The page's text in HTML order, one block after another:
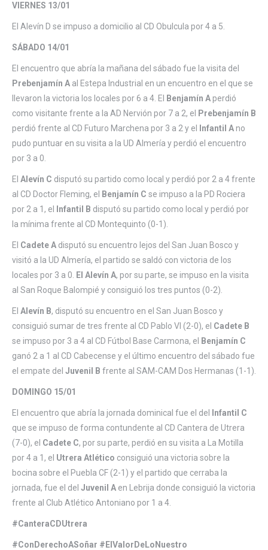
VIERNES 13/01
El Alevín D se impuso a domicilio al CD Obulcula por 4 a 5.
SÁBADO 14/01
El encuentro que abría la mañana del sábado fue la visita del
Prebenjamín A al Estepa Industrial en un encuentro en el que se
llevaron la victoria los locales por 6 a 4. El
Benjamín Aperdió
como visitante frente a la AD Nervión por 7 a 2, el
Prebenjamín B
perdió frente al CD Futuro Marchena por 3 a 2 y el
Infantil Ano
pudo puntuar en su visita a la UD Almería y perdió el encuentro
por 3 a 0.
El Alevín C disputó su partido como local y perdió por 2 a 4 frente
al CD Doctor Fleming, el
Benjamín C se impuso a la PD Rociera
por 2 a 1, el
Infantil B disputó su partido como local y perdió por
la mínima frente al CD Montequinto (0-1).
El Cadete A disputó su encuentro lejos del San Juan Bosco y
visitó a la UD Almería, el partido se saldó con victoria de los
locales por 3 a 0.
El Alevín A, por su parte, se impuso en la visita
al San Roque Balompié y consiguió los tres puntos (0-2).
El Alevín B, disputó su encuentro en el San Juan Bosco y
consiguió sumar de tres frente al CD Pablo VI (2-0), el Cadete B
se impuso por 3 a 4 al CD Fútbol Base Carmona, el
Benjamín C
ganó 2 a 1 al CD Cabecense y el último encuentro del sábado fue
el empate del Juvenil B frente al SAM-CAM Dos Hermanas (1-1).
DOMINGO 15/01
El encuentro que abría la jornada dominical fue el del
Infantil C
que se impuso de forma contundente al CD Cantera de Utrera
(7-0), el Cadete C, por su parte, perdió en su visita a La Motilla
por 4 a 1, el Utrera Atlético consiguió una victoria sobre la
bocina sobre el Puebla CF (2-1) y el partido que cerraba la
jornada, fue el del Juvenil A en Lebrija donde consiguió la victoria
frente al Club Atlético Antoniano por 1 a 4.
#CanteraCDUtrera
#ConDerechoASoñar #ElValorDeLoNuestro